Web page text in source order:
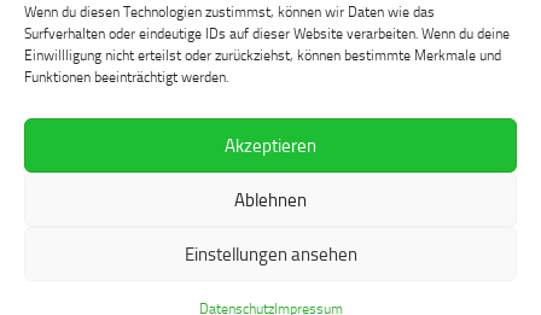
Wenn du diesen Technologien zustimmst, können wir Daten wie das
Surfverhalten oder eindeutige IDs auf dieser Website verarbeiten. Wenn du deine
Einwillligung nicht erteilst oder zurückziehst, können bestimmte Merkmale und
Funktionen beeinträchtigt werden.
Akzeptieren
Ablehnen
Einstellungen ansehen
DatenschutzImpressum